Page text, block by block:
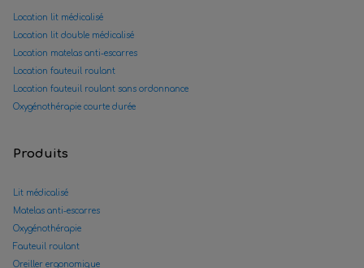
Location lit médicalisé
Location lit double médicalisé
Location matelas anti-escarres
Location fauteuil roulant
Location fauteuil roulant sans ordonnance
Oxygénothérapie courte durée
Produits
Lit médicalisé
Matelas anti-escarres
Oxygénothérapie
Fauteuil roulant
Oreiller ergonomique